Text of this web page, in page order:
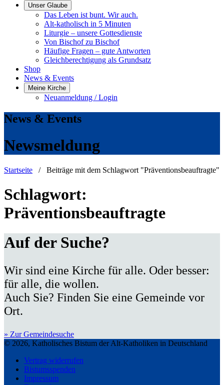
Unser Glaube
Das Leben ist bunt. Wir auch.
Alt-katholisch in 5 Minuten
Liturgie – unsere Gottesdienste
Von Bischof zu Bischof
Häufige Fragen – gute Antworten
Gleichberechtigung als Grundsatz
Shop
News & Events
Meine Kirche
Neuanmeldung / Login
News & Events
Newsmeldung
Startseite / Beiträge mit dem Schlagwort "Präventionsbeauftragte"
Schlagwort:
Präventionsbeauftragte
Auf der Suche?
Wir sind eine Kirche für alle. Oder besser:
für alle, die wollen.
Auch Sie? Finden Sie eine Gemeinde vor
Ort.
» Zur Gemeindesuche
© 2026, Katholisches Bistum der Alt-Katholiken in Deutschland
Vertrag widerrufen
Bistumsspenden
Impressum